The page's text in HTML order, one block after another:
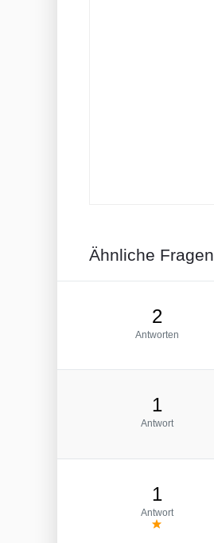
Ähnliche Fragen
2
Antworten
1
Antwort
1
Antwort